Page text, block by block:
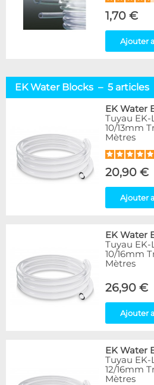
1,70 €
Ajouter
EK Water Blocks – 5 articles
EK Water
Tuyau EK-
10/13mm
Mètres
20,90 €
Ajouter
EK Water
Tuyau EK-
10/16mm
Mètres
26,90 €
Ajouter
EK Water
Tuyau EK-
12/16mm
Mètres